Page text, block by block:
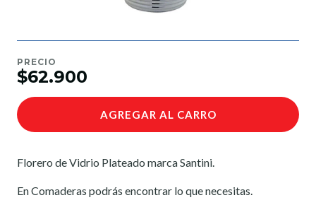
PRECIO
$62.900
AGREGAR AL CARRO
Florero de Vidrio Plateado marca Santini.
En Comaderas podrás encontrar lo que necesitas.